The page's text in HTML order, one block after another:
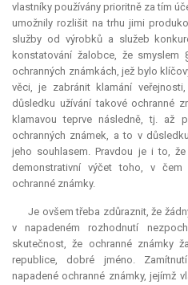
vlastníky používány prioritně za tím
umožnily rozlišit na trhu jimi
služby od výrobků a služeb
konstatování žalobce, že
ochranných známkách, jež bylo
věci, je zabránit klamání
důsledku užívání takové ochranné
klamavou teprve následně, tj. až
ochranných známek, a to v
jeho souhlasem. Pravdou je i to,
demonstrativní výčet toho, v
ochranné známky.
Je ovšem třeba zdůraznit, že
v napadeném rozhodnutí
skutečnost, že ochranné známky
republice, dobré jméno.
napadené ochranné známky, jejímž